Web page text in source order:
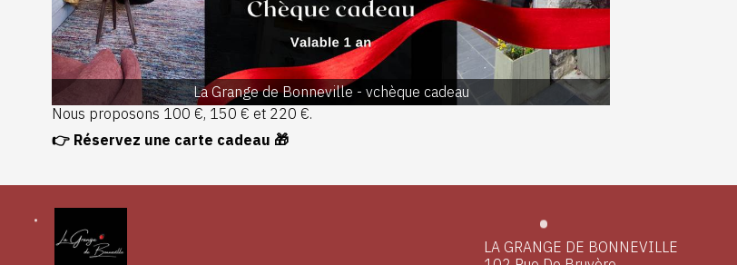
La Grange de Bonneville - vchèque cadeau
Nous proposons 100 €, 150 € et 220 €.
👉 Réservez une carte cadeau 🎁
LA GRANGE DE BONNEVILLE